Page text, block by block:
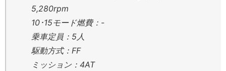
5,280rpm
10･15モード燃費：-
乗車定員：5人
駆動方式：FF
ミッション：4AT